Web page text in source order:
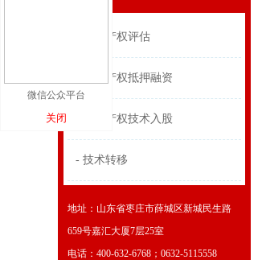
- 知识产权评估
- 知识产权抵押融资
- 知识产权技术入股
- 技术转移
地址：山东省枣庄市薛城区新城民生路
659号嘉汇大厦7层25室
电话：400-632-6768；0632-5115558
微信公众平台
关闭